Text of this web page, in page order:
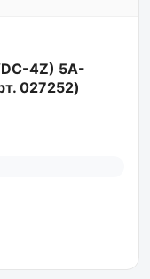
4Z) 5A-
027252)